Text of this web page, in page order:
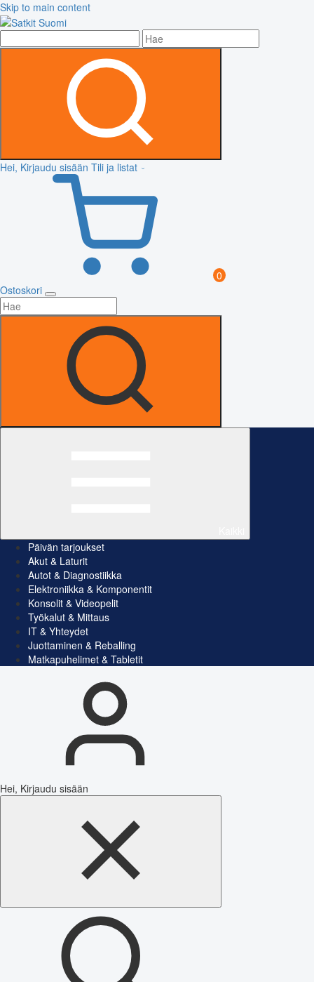
Skip to main content
Hei, Kirjaudu sisään Tili ja listat
0
Ostoskori
Päivän tarjoukset
Akut & Laturit
Autot & Diagnostiikka
Elektroniikka & Komponentit
Konsolit & Videopelit
Työkalut & Mittaus
IT & Yhteydet
Juottaminen & Reballing
Matkapuhelimet & Tabletit
Hei, Kirjaudu sisään